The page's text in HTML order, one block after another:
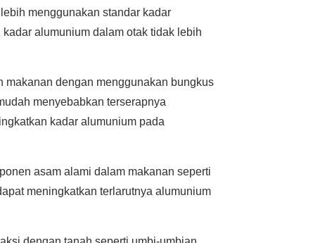
menggunakan standar kadar
alumunium dalam otak tidak lebih
makanan dengan menggunakan bungkus
menyebabkan terserapnya
kadar alumunium pada
asam alami dalam makanan seperti
meningkatkan terlarutnya alumunium